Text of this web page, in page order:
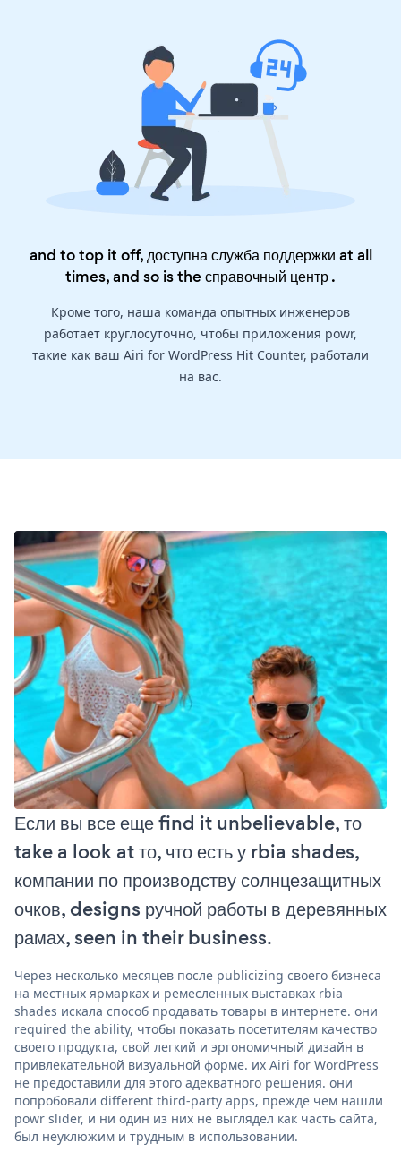
and to top it off, доступна служба поддержки at all
times, and so is theсправочный центр.
Кроме того, наша команда опытных инженеров
работает круглосуточно, чтобы приложения powr,
такие как ваш Airi for WordPress Hit Counter, работали
на вас.
Если вы все еще find it unbelievable, то
take a look at то, что есть у rbia shades,
компании по производству солнцезащитных
очков, designs ручной работы в деревянных
рамах, seen in their business.
Через несколько месяцев после publicizing своего бизнеса
на местных ярмарках и ремесленных выставках rbia
shades искала способ продавать товары в интернете. они
required the ability, чтобы показать посетителям качество
своего продукта, свой легкий и эргономичный дизайн в
привлекательной визуальной форме. их Airi for WordPress
не предоставили для этого адекватного решения. они
попробовали different third-party apps, прежде чем нашли
powr slider, и ни один из них не выглядел как часть сайта,
был неуклюжим и трудным в использовании.